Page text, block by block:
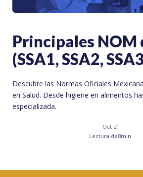
Principales NOM
(SSA1, SSA2,
Descubre las Normas Oficiales
en Salud. Desde higiene en alimentos
especializada.
Oct 21
Lectura de8min.